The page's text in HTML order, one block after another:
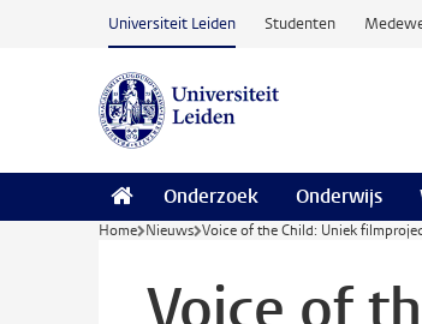
Ga naar hoofdinhoud
Universiteit Leiden Studenten
Onderzoek Onderwijs
Home Nieuws Voice of the Child: Uniek